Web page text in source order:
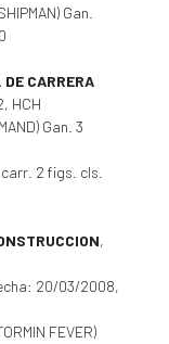
Gan.
DE CARRERA
HCH
Gan. 3
carr. 2 figs. cls.
,
20/03/2008,
FEVER)